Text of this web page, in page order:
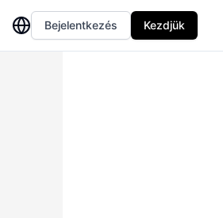
Bejelentkezés Kezdjük